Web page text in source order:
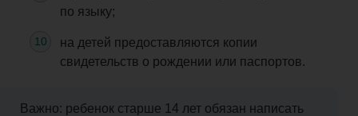
по языку;
на детей предоставляются копии
свидетельств о рождении или паспортов.
Важно: ребенок старше 14 лет обязан написать